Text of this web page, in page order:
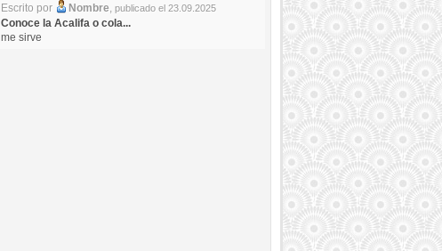
Escrito por
Nombre, publicado el 23.09.2025
Conoce la Acalifa o cola...
me sirve